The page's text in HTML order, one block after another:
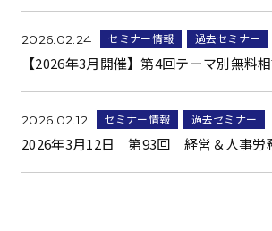
2026.02.24 セミナー情報 過去セミナー
【2026年3月開催】第4回テーマ別無料
2026.02.12 セミナー情報 過去セミナー
2026年3月12日 第93回 経営＆人事労